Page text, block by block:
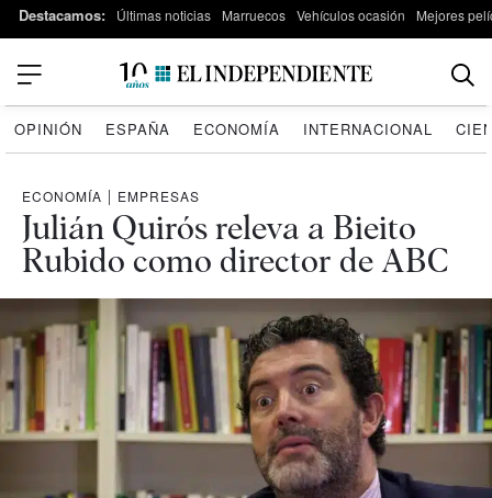
Destacamos: Últimas noticias Marruecos Vehículos ocasión Mejores
OPINIÓN ESPAÑA ECONOMÍA INTERNACIONAL
ECONOMÍA | EMPRESAS
Julián Quirós releva a Bieito
Rubido como director de ABC